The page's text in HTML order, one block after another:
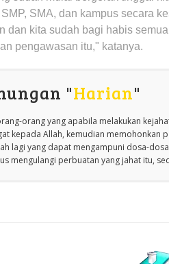
SMA, dan kampus secara
dan kita sudah bagi habis
pengawasan itu," katanya.
"Harian"
orang yang apabila melakukan
kepada Allah, kemudian memohonkan
lagi yang dapat mengampuni dosa-
mengulangi perbuatan yang jahat itu,